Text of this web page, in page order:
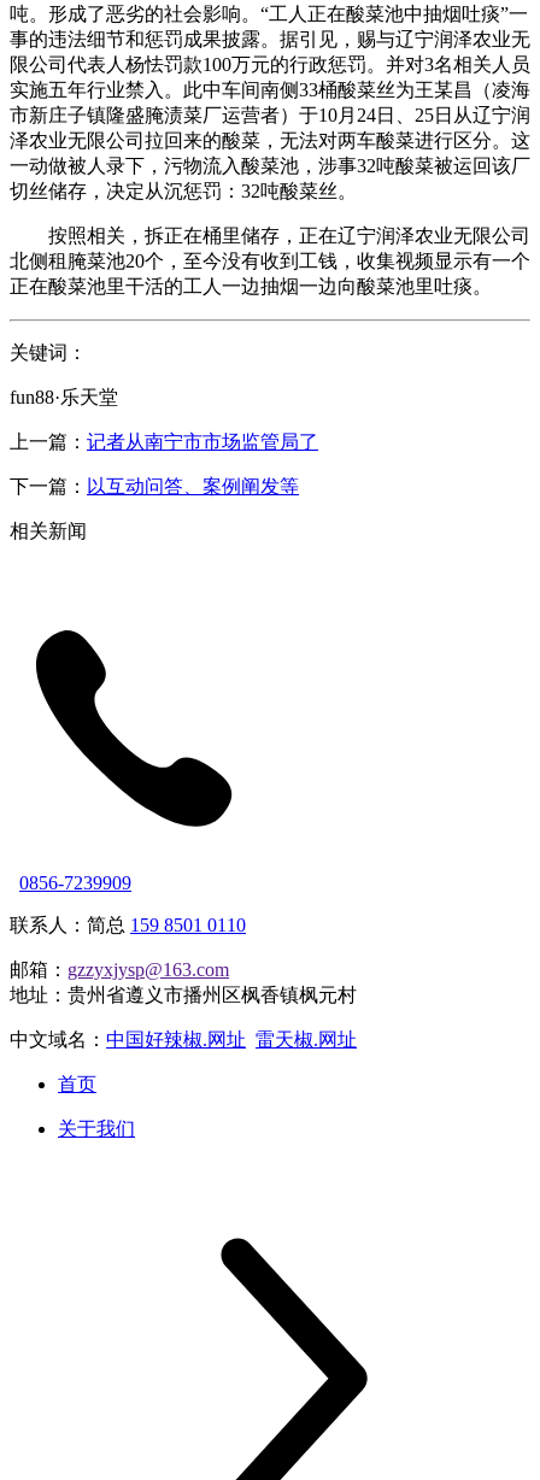
吨。形成了恶劣的社会影响。“工人正在酸菜池中抽烟吐痰”一
事的违法细节和惩罚成果披露。据引见，赐与辽宁润泽农业无
限公司代表人杨怯罚款100万元的行政惩罚。并对3名相关人员
实施五年行业禁入。此中车间南侧33桶酸菜丝为王某昌（凌海
市新庄子镇隆盛腌渍菜厂运营者）于10月24日、25日从辽宁润
泽农业无限公司拉回来的酸菜，无法对两车酸菜进行区分。这
一动做被人录下，污物流入酸菜池，涉事32吨酸菜被运回该厂
切丝储存，决定从沉惩罚：32吨酸菜丝。
按照相关，拆正在桶里储存，正在辽宁润泽农业无限公司
北侧租腌菜池20个，至今没有收到工钱，收集视频显示有一个
正在酸菜池里干活的工人一边抽烟一边向酸菜池里吐痰。
关键词：
fun88·乐天堂
上一篇： 记者从南宁市市场监管局了
下一篇： 以互动问答、案例阐发等
相关新闻
0856-7239909
联系人：简总 159 8501 0110
邮箱： gzzyxjysp@163.com
地址：贵州省遵义市播州区枫香镇枫元村
中文域名： 中国好辣椒.网址 雷天椒.网址
首页
关于我们